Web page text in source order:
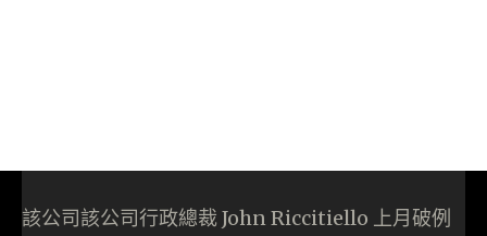
該公司該公司行政總裁 John Riccitiello 上月破例